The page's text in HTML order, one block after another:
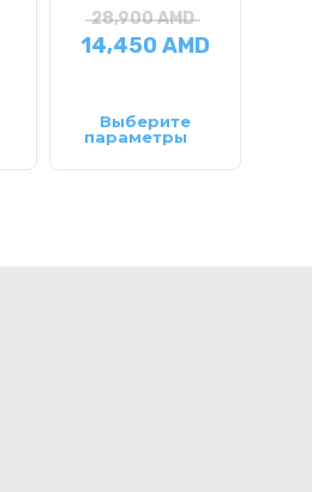
28,900AMD
14,450AMD
Выберите
параметры